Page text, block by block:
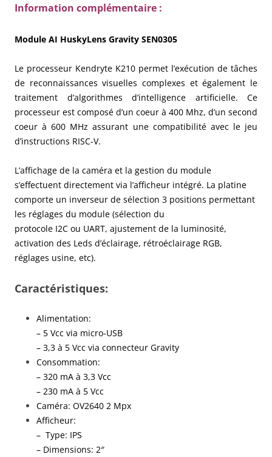
Information complémentaire :
Module AI HuskyLens Gravity SEN0305
Le processeur Kendryte K210 permet l’exécution de tâches
de reconnaissances visuelles complexes et également le
traitement d’algorithmes d’intelligence artificielle. Ce
processeur est composé d’un coeur à 400 Mhz, d’un second
coeur à 600 MHz assurant une compatibilité avec le jeu
d’instructions RISC-V.
L’affichage de la caméra et la gestion du module
s’effectuent directement via l’afficheur intégré. La platine
comporte un inverseur de sélection 3 positions permettant
les réglages du module (sélection du
protocole I2C ou UART, ajustement de la luminosité,
activation des Leds d’éclairage, rétroéclairage RGB,
réglages usine, etc).
Caractéristiques:
Alimentation:
– 5 Vcc via micro-USB
– 3,3 à 5 Vcc via connecteur Gravity
Consommation:
– 320 mA à 3,3 Vcc
– 230 mA à 5 Vcc
Caméra: OV2640 2 Mpx
Afficheur:
– Type: IPS
– Dimensions: 2″